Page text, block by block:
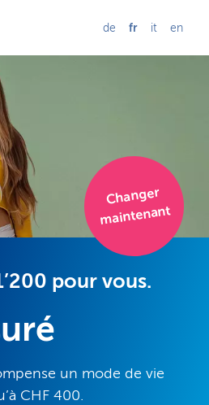
de fr it en
pour vous.
Changer
maintenant
un mode de vie
CHF 400.